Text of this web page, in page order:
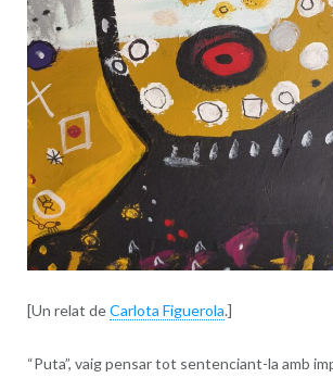
[Un relat deCarlota Figuerola.]
“Puta”, vaig pensar tot sentenciant-la amb